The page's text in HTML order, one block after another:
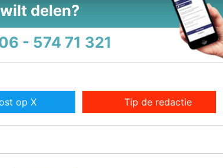
delen?
- 574 71 321
op X Tip de redactie